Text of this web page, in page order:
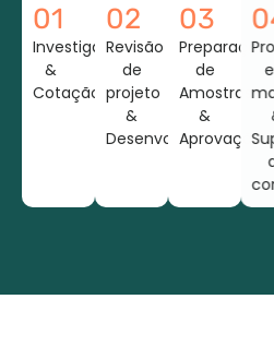
01
Investigação
&
Cotação
02
Revisão
de
projeto
&
Desenvolvimento
03
Preparação
de
Amostras
&
Aprovação